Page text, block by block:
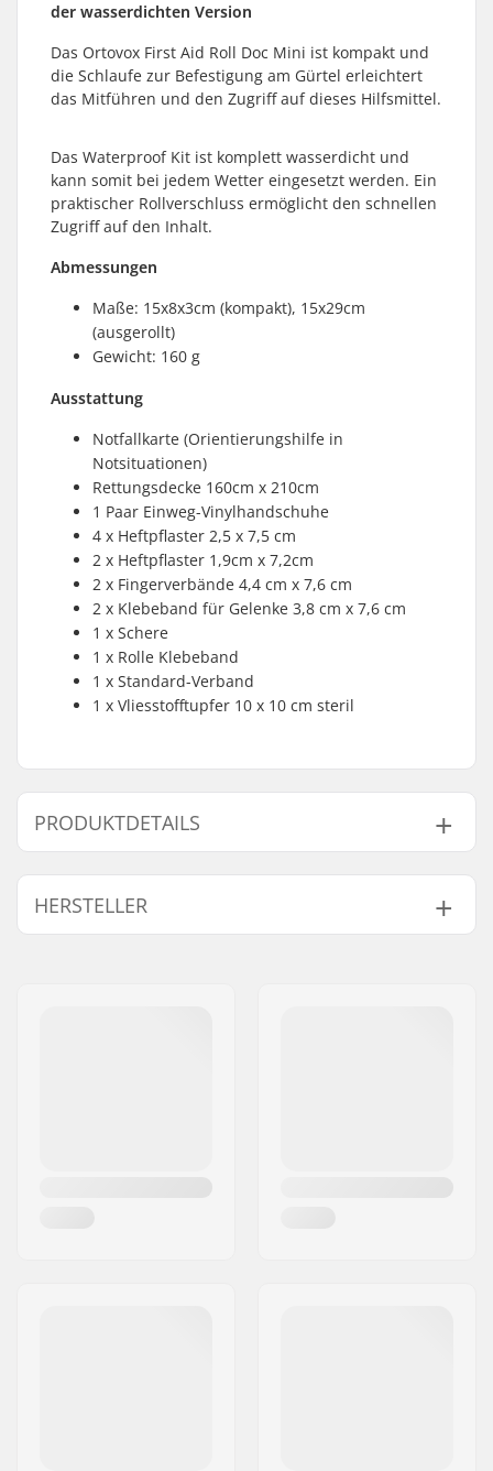
der wasserdichten Version
Das Ortovox First Aid Roll Doc Mini ist kompakt und
die Schlaufe zur Befestigung am Gürtel erleichtert
das Mitführen und den Zugriff auf dieses Hilfsmittel.
Das Waterproof Kit ist komplett wasserdicht und
kann somit bei jedem Wetter eingesetzt werden. Ein
praktischer Rollverschluss ermöglicht den schnellen
Zugriff auf den Inhalt.
Abmessungen
Maße: 15x8x3cm (kompakt), 15x29cm
(ausgerollt)
Gewicht: 160 g
Ausstattung
Notfallkarte (Orientierungshilfe in
Notsituationen)
Rettungsdecke 160cm x 210cm
1 Paar Einweg-Vinylhandschuhe
4 x Heftpflaster 2,5 x 7,5 cm
2 x Heftpflaster 1,9cm x 7,2cm
2 x Fingerverbände 4,4 cm x 7,6 cm
2 x Klebeband für Gelenke 3,8 cm x 7,6 cm
1 x Schere
1 x Rolle Klebeband
1 x Standard-Verband
1 x Vliesstofftupfer 10 x 10 cm steril
PRODUKTDETAILS
Gewicht: 160g
HERSTELLER